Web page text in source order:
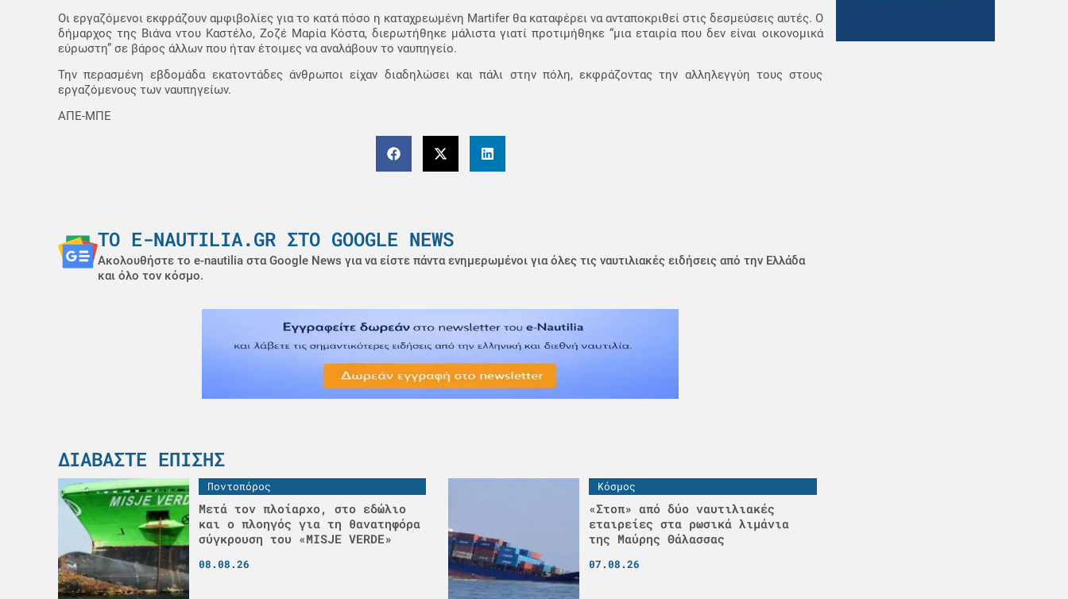
Οι εργαζόμενοι εκφράζουν αμφιβολίες για το κατά πόσο η καταχρεωμένη Martifer θα καταφέρει να ανταποκριθεί στις δεσμεύσεις αυτές. Ο
δήμαρχος της Βιάνα ντου Καστέλο, Ζοζέ Μαρία Κόστα, διερωτήθηκε μάλιστα γιατί προτιμήθηκε “μια εταιρία που δεν είναι οικονομικά
εύρωστη” σε βάρος άλλων που ήταν έτοιμες να αναλάβουν το ναυπηγείο.
Την περασμένη εβδομάδα εκατοντάδες άνθρωποι είχαν διαδηλώσει και πάλι στην πόλη, εκφράζοντας την αλληλεγγύη τους στους
εργαζόμενους των ναυπηγείων.
ΑΠΕ-ΜΠΕ
ΤΟ E-NAUTILIA.GR ΣΤΟ GOOGLE NEWS
Ακολουθήστε το e-nautilia στα Google News για να είστε πάντα ενημερωμένοι για όλες τις ναυτιλιακές ειδήσεις από την Ελλάδα
και όλο τον κόσμο.
ΔΙΑΒΆΣΤΕ ΕΠΊΣΗΣ
Ποντοπόρος
Μετά τον πλοίαρχο, στο εδώλιο
και ο πλοηγός για τη θανατηφόρα
σύγκρουση του «MISJE VERDE»
08.08.26
Κόσμος
«Στοπ» από δύο ναυτιλιακές
εταιρείες στα ρωσικά λιμάνια
της Μαύρης Θάλασσας
07.08.26